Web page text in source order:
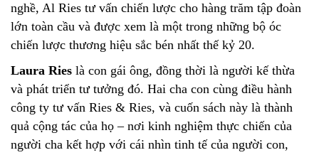
nghề, Al Ries tư vấn chiến lược cho hàng trăm tập đoàn
lớn toàn cầu và được xem là một trong những bộ óc
chiến lược thương hiệu sắc bén nhất thế kỷ 20.
Laura Ries là con gái ông, đồng thời là người kế thừa
và phát triển tư tưởng đó. Hai cha con cùng điều hành
công ty tư vấn Ries & Ries, và cuốn sách này là thành
quả cộng tác của họ – nơi kinh nghiệm thực chiến của
người cha kết hợp với cái nhìn tinh tế của người con,